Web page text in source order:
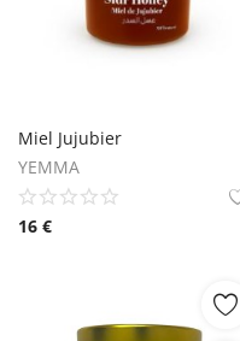
Miel Jujubier
YEMMA
16 €